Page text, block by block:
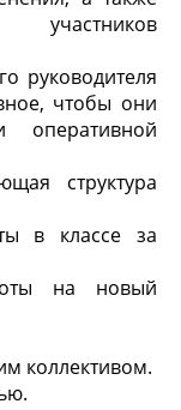
участников
руководителя
чтобы они
структура
в классе за
на новый
коллективом.